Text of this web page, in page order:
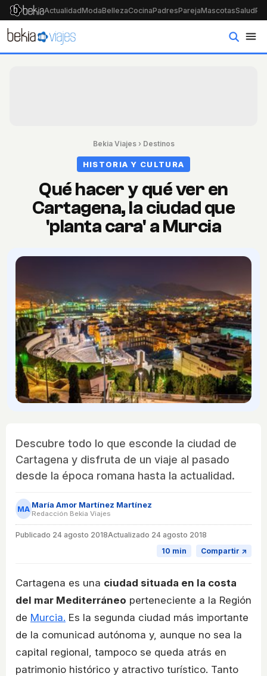
ActualidadModaBellezaCocinaPadresParejaMascotasSalud
Bekia Viajes› Destinos
HISTORIA Y CULTURA
Qué hacer y qué ver en
Cartagena, la ciudad que
'planta cara' a Murcia
Descubre todo lo que esconde la ciudad de
Cartagena y disfruta de un viaje al pasado
desde la época romana hasta la actualidad.
MA María Amor Martínez Martínez
Redacción Bekia Viajes
Publicado 24 agosto 2018Actualizado 24 agosto 2018
10 min
Compartir ↗
Cartagena es una ciudad situada en la costa
del mar Mediterráneo perteneciente a la Región
de Murcia. Es la segunda ciudad más importante
de la comunicad autónoma y, aunque no sea la
capital regional, tampoco se queda atrás en
patrimonio histórico y atractivo turístico. Tanto